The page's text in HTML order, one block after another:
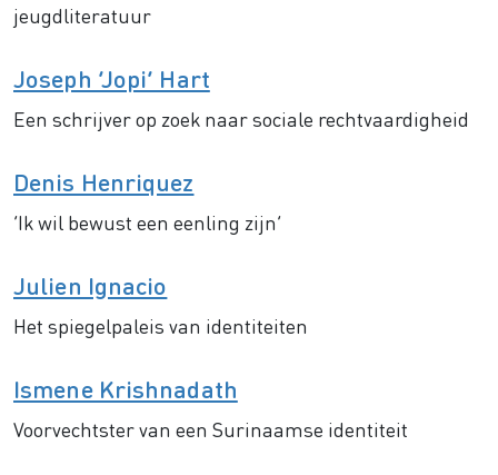
jeugdliteratuur
Joseph ‘Jopi’ Hart
Een schrijver op zoek naar sociale rechtvaardigheid
Denis Henriquez
’Ik wil bewust een eenling zijn’
Julien Ignacio
Het spiegelpaleis van identiteiten
Ismene Krishnadath
Voorvechtster van een Surinaamse identiteit